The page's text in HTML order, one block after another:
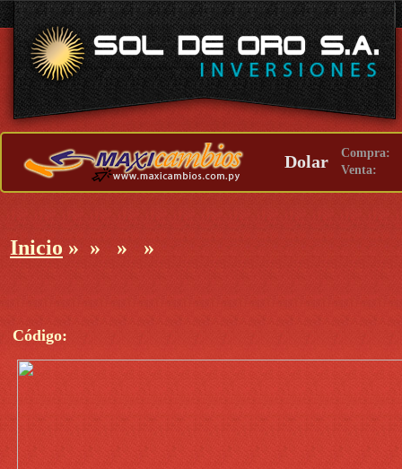
Dolar
Compra:
Venta:
Inicio » » » »
Código: